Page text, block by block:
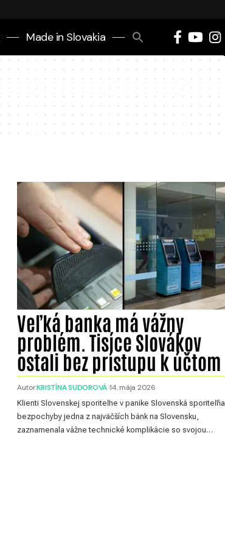
Made in Slovakia
Search
Veľká banka má vážny
problém. Tisíce Slovákov
ostali bez prístupu k účtom
Autor:KRISTÍNA SUDOROVÁ 14. mája 2026
Klienti Slovenskej sporiteľne v panike Slovenská sporiteľňa,
bezpochyby jedna z najväčších bánk na Slovensku,
zaznamenala vážne technické komplikácie so svojou…